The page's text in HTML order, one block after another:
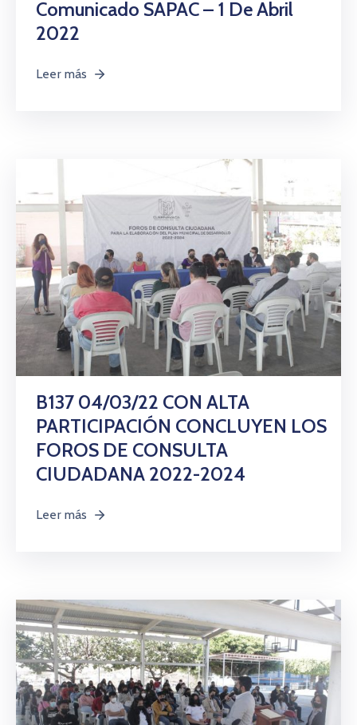
Comunicado SAPAC – 1 De Abril
2022
Leer más
B137 04/03/22 CON ALTA
PARTICIPACIÓN CONCLUYEN LOS
FOROS DE CONSULTA
CIUDADANA 2022-2024
Leer más